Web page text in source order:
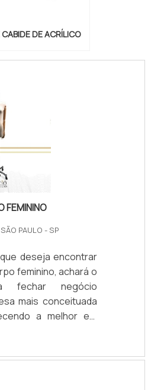
DE ACRÍLICO
FEMININO
PAULO - SP
deseja encontrar
feminino, achará o
fechar negócio
mais conceituada
a melhor em
benefício.MAIS
O MANEQUIM MEIO
alguém procurar por